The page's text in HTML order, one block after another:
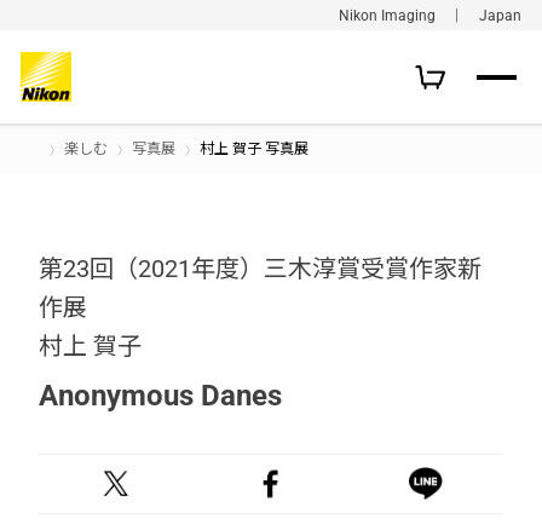
Nikon Imaging ｜ Japan
楽しむ 写真展 村上 賀子 写真展
第23回（2021年度）三木淳賞受賞作家新
作展
村上 賀子
Anonymous Danes